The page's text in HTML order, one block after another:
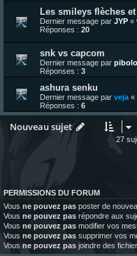
Les smileys flèches
Dernier message par JYP «
Réponses : 20
snk vs capcom
Dernier message par pibolo
Réponses : 3
ashura senku
Dernier message par veja «
Réponses : 6
Nouveau sujet
27
PERMISSIONS DU FORUM
Vous ne pouvez pas poster de
Vous ne pouvez pas répondre aux
Vous ne pouvez pas modifier vos
Vous ne pouvez pas supprimer vos
Vous ne pouvez pas joindre des